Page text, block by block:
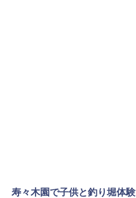
寿々木園で子供と釣り堀体験